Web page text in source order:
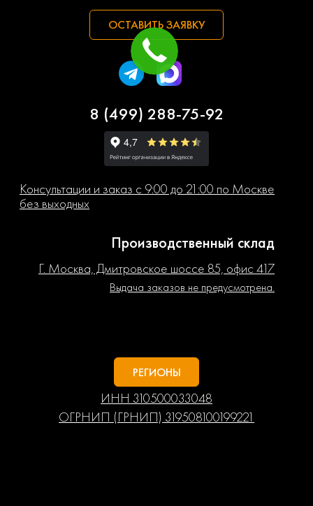
ОСТАВИТЬ ЗАЯВКУ
8 (499) 288-75-92
Консультации и заказ с 9:00 до 21:00 по Москве
без выходных
Производственный склад
Г. Москва, Дмитровское шоссе 85, офис 417
Выдача заказов не предусмотрена.
РЕГИОНЫ
ИНН 310500033048
ОГРНИП (ГРНИП) 319508100199221